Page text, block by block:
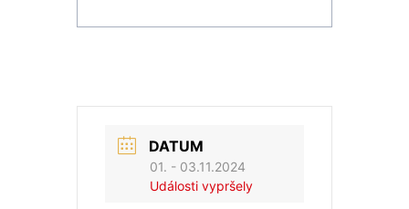
DATUM
01. - 03.11.2024
Události vypršely